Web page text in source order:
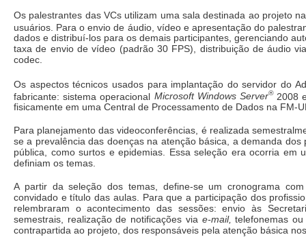
Os palestrantes das VCs utilizam uma sala destinada ao projeto
usuários. Para o envio de áudio, vídeo e apresentação do
dados e distribuí-los para os demais participantes, gerenciando
taxa de envio de vídeo (padrão 30 FPS), distribuição de áudio
codec.
Os aspectos técnicos usados para implantação do servidor do
fabricante: sistema operacional Microsoft Windows Server®2008
fisicamente em uma Central de Processamento de Dados na FM-
Para planejamento das videoconferências, é realizada
se a prevalência das doenças na atenção básica, a demanda
pública, como surtos e epidemias. Essa seleção era ocorria
definiam os temas.
A partir da seleção dos temas, define-se um cronograma
convidado e título das aulas. Para que a participação dos
relembraram o acontecimento das sessões: envio às
semestrais, realização de notificações via e-mail, telefonemas
contrapartida ao projeto, dos responsáveis pela atenção básica